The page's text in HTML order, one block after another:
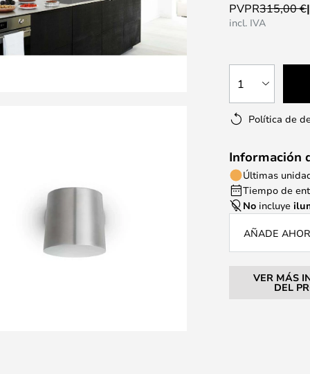
PVPR315,00 €
incl. IVA
1
Política de
Información
Últimas
Tiempo de
No incluye
AÑADE
VER MÁS
DEL